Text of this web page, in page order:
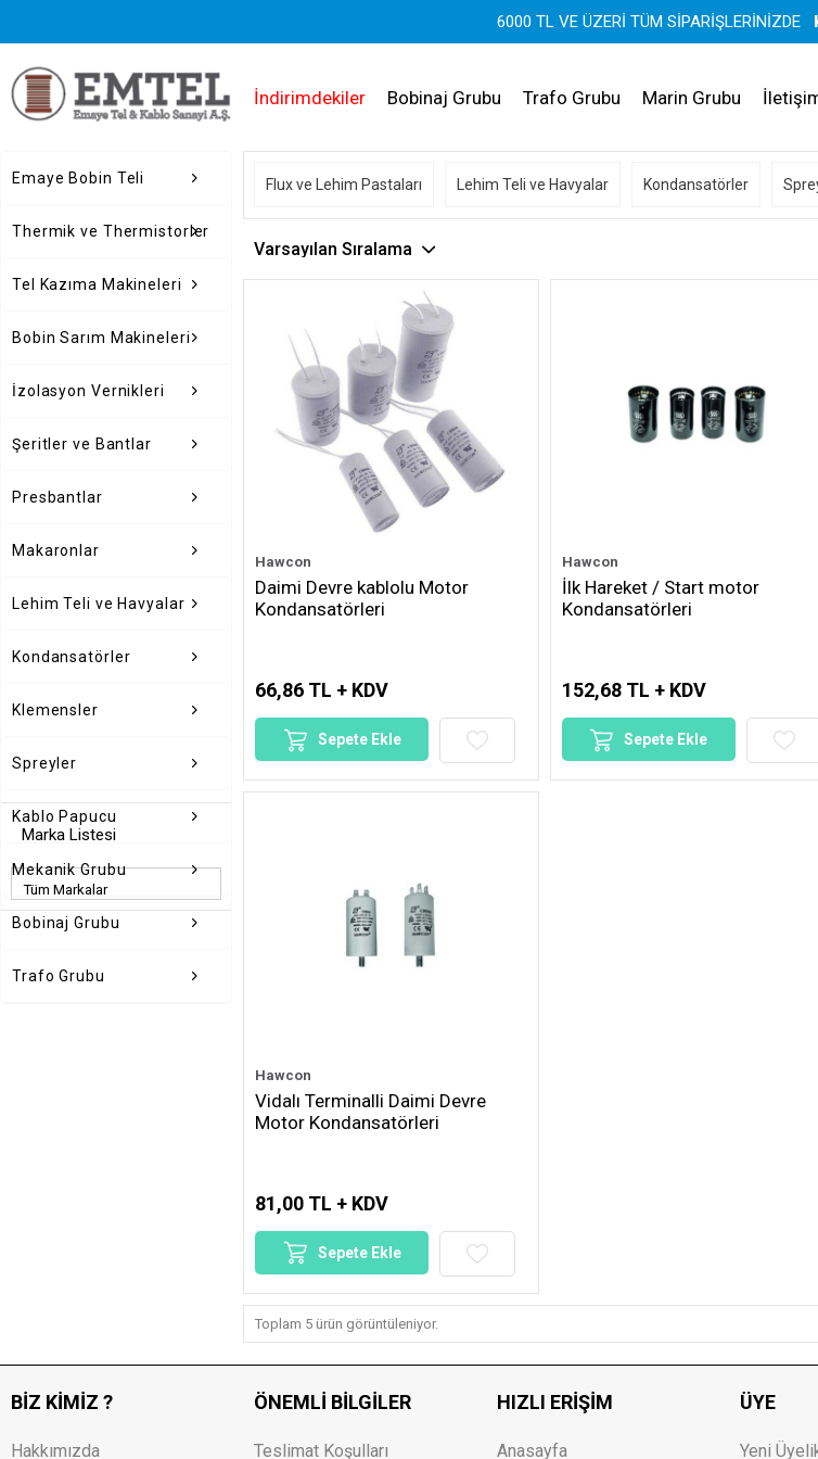
6000 TL VE ÜZERİ TÜM SİPARİŞLERİNİZDE
İndirimdekiler Bobinaj Grubu Trafo Grubu Marin Grubu
Emaye Bobin Teli
Thermik ve Thermistorler
Tel Kazıma Makineleri
Bobin Sarım Makineleri
İzolasyon Vernikleri
Şeritler ve Bantlar
Presbantlar
Makaronlar
Lehim Teli ve Havyalar
Kondansatörler
Klemensler
Spreyler
Kablo Papucu
Mekanik Grubu
Bobinaj Grubu
Trafo Grubu
Marka Listesi
Flux ve Lehim Pastaları Lehim Teli ve Havyalar Kondansatörler
Hawcon
Daimi Devre kablolu Motor
Kondansatörleri
66,86 TL + KDV
Sepete Ekle
Hawcon
İlk Hareket / Start motor
Kondansatörleri
152,68 TL + KDV
Sepete Ekle
Hawcon
Vidalı Terminalli Daimi Devre
Motor Kondansatörleri
81,00 TL + KDV
Sepete Ekle
Toplam 5 ürün görüntüleniyor.
BIZ KIMIZ ?
Hakkımızda
ÖNEMLI BILGILER
Teslimat Koşulları
HIZLI ERIŞIM
Anasayfa
ÜYE
Yeni